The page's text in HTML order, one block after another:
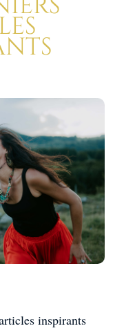
inspirants